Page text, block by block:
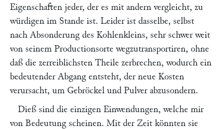
Eigenschaften jeder, der es mit andern vergleicht, zu
würdigen im Stande ist. Leider ist dasselbe, selbst
nach Absonderung des Kohlenkleins, sehr schwer weit
von seinem Productionsorte wegzutransportiren, ohne
daß die zerreiblichsten Theile zerbrechen, wodurch ein
bedeutender Abgang entsteht, der neue Kosten
verursacht, um Gebröckel und Pulver abzusondern.
Dieß sind die einzigen Einwendungen, welche mir
von Bedeutung scheinen. Mit der Zeit könnten sie